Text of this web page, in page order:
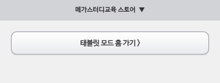
메가스터디교육 스토어
태블릿 모드 홈 가기 >